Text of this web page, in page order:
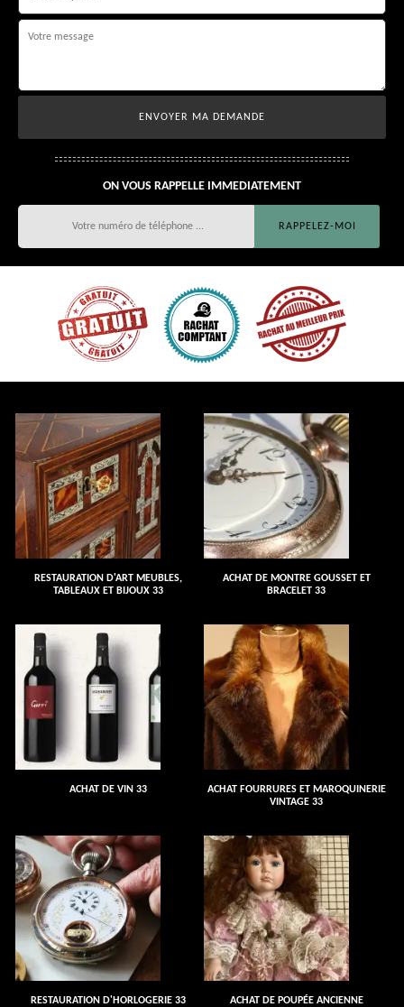
ON VOUS RAPPELLE IMMEDIATEMENT
RESTAURATION D'ART MEUBLES,
TABLEAUX ET BIJOUX 33
ACHAT DE MONTRE GOUSSET ET
BRACELET 33
ACHAT DE VIN 33
ACHAT FOURRURES ET MAROQUINERIE
VINTAGE 33
RESTAURATION D'HORLOGERIE 33
ACHAT DE POUPÉE ANCIENNE